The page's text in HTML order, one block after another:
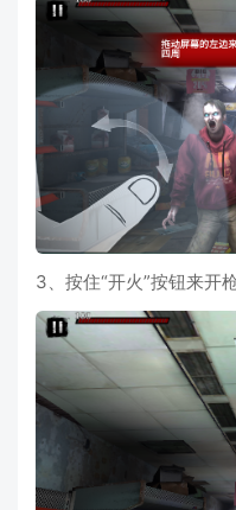
3、按住“开火”按钮来开